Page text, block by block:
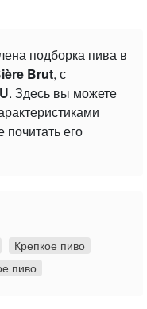
подборка пива в
Brut, с
. Здесь вы можете
его
Крепкое пиво
пиво